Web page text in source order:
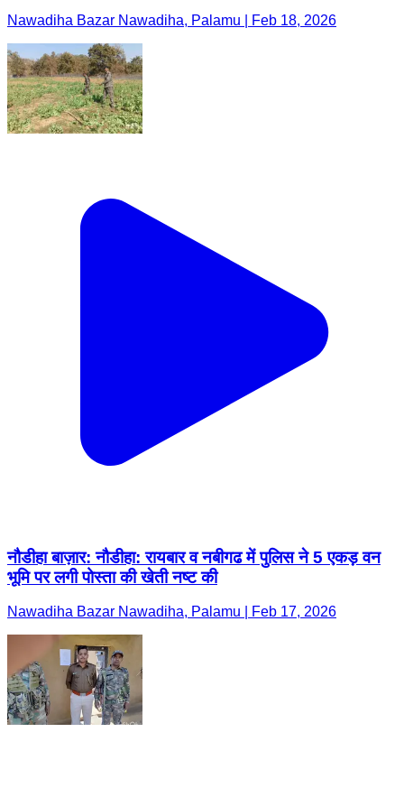
Nawadiha Bazar Nawadiha, Palamu | Feb 18, 2026
नौडीहा बाज़ार: नौडीहा: रायबार व नबीगढ में पुलिस ने 5 एकड़ वन
भूमि पर लगी पोस्ता की खेती नष्ट की
Nawadiha Bazar Nawadiha, Palamu | Feb 17, 2026